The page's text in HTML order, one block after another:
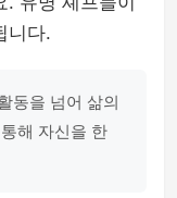
니다.
동을 넘어 삶의
해 자신을 한